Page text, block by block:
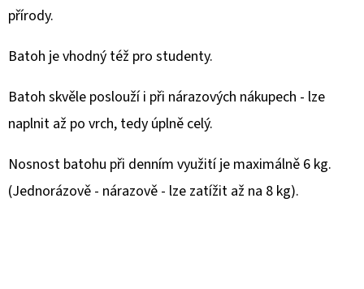
přírody.
Batoh je vhodný též pro studenty.
Batoh skvěle poslouží i při nárazových nákupech - lze
naplnit až po vrch, tedy úplně celý.
Nosnost batohu při denním využití je maximálně 6 kg.
(Jednorázově - nárazově - lze zatížit až na 8 kg).